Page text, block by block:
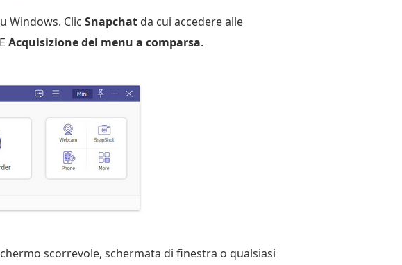
Windows. Clic Snapchat da cui accedere alle
Acquisizione del menu a comparsa.
scorrevole, schermata di finestra o qualsiasi